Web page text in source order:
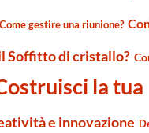
Come gestire una riunione?
Soffitto di cristallo?
la tua
e innovazione